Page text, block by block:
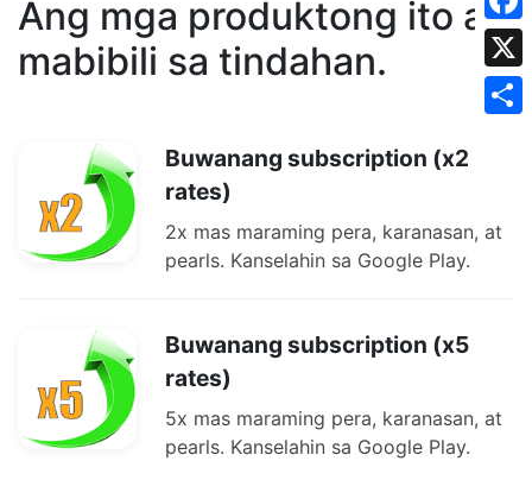
X
Ang mga produktong ito ay
mabibili sa tindahan.
Buwanang subscription (x2
rates)
2x mas maraming pera, karanasan, at
pearls. Kanselahin sa Google Play.
Buwanang subscription (x5
rates)
5x mas maraming pera, karanasan, at
pearls. Kanselahin sa Google Play.